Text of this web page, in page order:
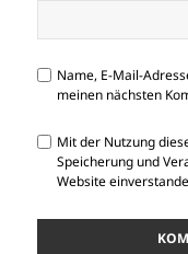
Name, E-Mail-
meinen nächsten
Mit der Nutzung
Speicherung und
Website